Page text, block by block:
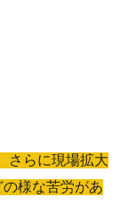
さらに現場拡大
様な苦労があ